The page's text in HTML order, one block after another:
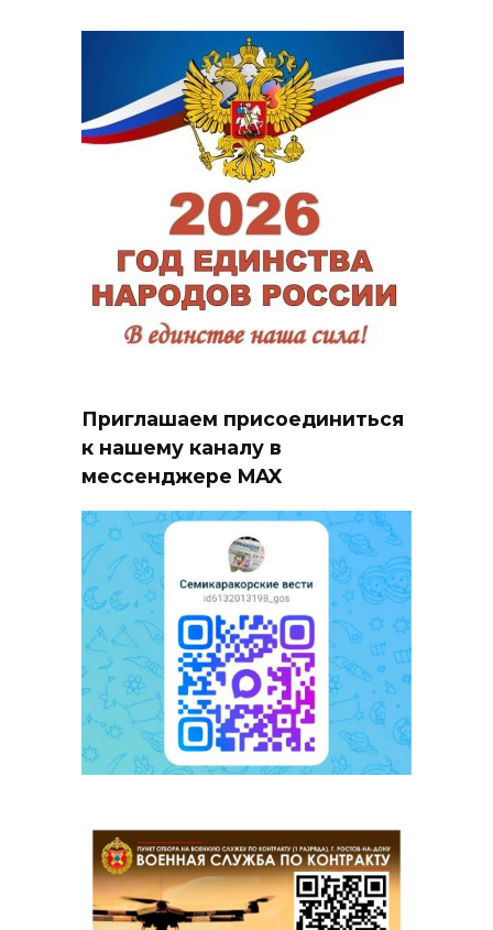
Приглашаем присоединиться
к нашему каналу в
мессенджере MAX